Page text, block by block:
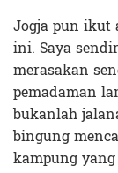
Jogja pun ikut
ini. Saya
merasakan
pemadaman
bukanlah
bingung
kampung